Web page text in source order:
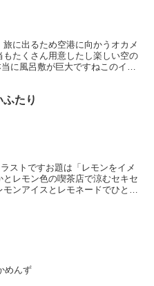
に出るため空港に向かうオカメ
たくさん用意したし楽しい空の
に風呂敷が巨大ですねこのイラ
たり
ストですお題は「レモンをイメ
レモン色の喫茶店で涼むセキセ
ンアイスとレモネードでひと息
めんず